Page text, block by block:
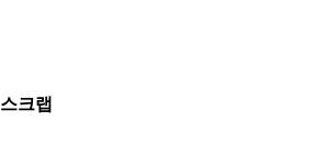
스크랩